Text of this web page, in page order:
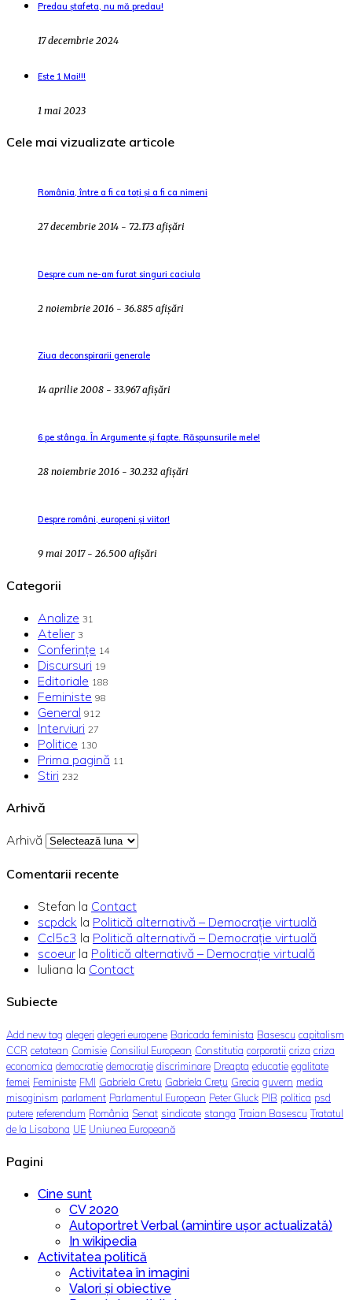
Predau ștafeta, nu mă predau!
17 decembrie 2024
Este 1 Mai!!!
1 mai 2023
Cele mai vizualizate articole
România, între a fi ca toți și a fi ca nimeni
27 decembrie 2014 - 72.173 afișări
Despre cum ne-am furat singuri caciula
2 noiembrie 2016 - 36.885 afișări
Ziua deconspirarii generale
14 aprilie 2008 - 33.967 afișări
6 pe stânga. În Argumente și fapte. Răspunsurile mele!
28 noiembrie 2016 - 30.232 afișări
Despre români, europeni și viitor!
9 mai 2017 - 26.500 afișări
Categorii
Analize 31
Atelier 3
Conferințe 14
Discursuri 19
Editoriale 188
Feministe 98
General 912
Interviuri 27
Politice 130
Prima pagină 11
Stiri 232
Arhivă
Arhivă
Comentarii recente
Stefan la Contact
scpdck la Politică alternativă – Democraţie virtuală
Ccl5c3 la Politică alternativă – Democraţie virtuală
scoeur la Politică alternativă – Democraţie virtuală
Iuliana la Contact
Subiecte
Add new tag alegeri alegeri europene Baricada feminista Basescu capitalism
CCR cetatean Comisie Consiliul European Constitutia corporatii criza criza
economica democratie democrație discriminare Dreapta educatie egalitate
femei Feministe FMI Gabriela Cretu Gabriela Crețu Grecia guvern media
misoginism parlament Parlamentul European Peter Gluck PIB politica psd
putere referendum România Senat sindicate stanga Traian Basescu Tratatul
de la Lisabona UE Uniunea Europeană
Pagini
Cine sunt
CV 2020
Autoportret Verbal (amintire ușor actualizată)
In wikipedia
Activitatea politică
Activitatea în imagini
Valori și obiective